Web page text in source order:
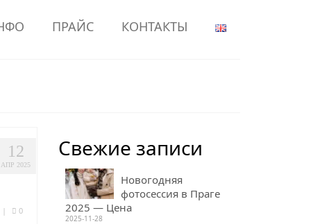
ПРАЙС КОНТАКТЫ
12
АПР 2025
| 0
Свежие записи
Новогодняя
фотосессия в Праге
2025 — Цена
2025-11-28